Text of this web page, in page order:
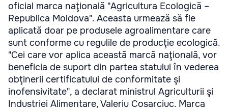
oficial marca naţională "Agricultura Ecologică –
Republica Moldova". Aceasta urmează să fie
aplicată doar pe produsele agroalimentare care
sunt conforme cu regulile de producţie ecologică.
"Cei care vor aplica această marcă naţională, vor
beneficia de suport din partea statului în vederea
obţinerii certificatului de conformitate şi
inofensivitate", a declarat ministrul Agriculturii şi
Industriei Alimentare, Valeriu Cosarciuc. Marca